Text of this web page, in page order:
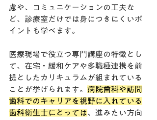
慮や、コミュニケーションの工夫な
ど、診療室だけでは身につきにくいポ
イントも学べます。
医療現場で役立つ専門講座の特徴とし
て、在宅・緩和ケアや多職種連携を前
提としたカリキュラムが組まれている
ことが挙げられます。 病院歯科や訪問
歯科でのキャリアを視野に入れている
歯科衛生士にとっては、進みたい方向